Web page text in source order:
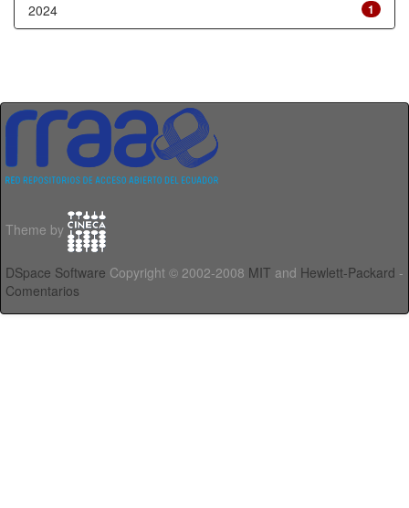
1
2024
Theme by
DSpace Software Copyright © 2002-2008 MIT and Hewlett-Packard -
Comentarios